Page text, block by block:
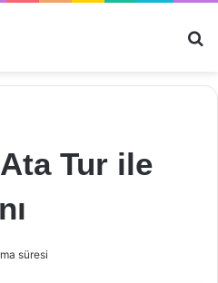
Tur ile
süresi